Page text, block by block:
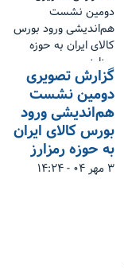
گزارش تصویری
دومین نشست
هم‌اندیشی ورود
بورس کالای ایران
به حوزه رمزارز
۳ مهر ۰۴ - ۱۴:۲۴